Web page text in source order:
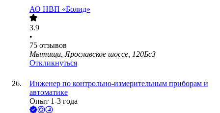
АО НВП «Болид»
3.9
•
75 отзывов
Мытищи, Ярославское шоссе, 120Бс3
Откликнуться
Инженер по контрольно-измерительным приборам и
автоматике
Опыт 1-3 года